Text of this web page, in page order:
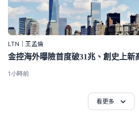
LTN｜王孟倫
金控海外曝險首度破31兆、創史上新
1小時前
看更多